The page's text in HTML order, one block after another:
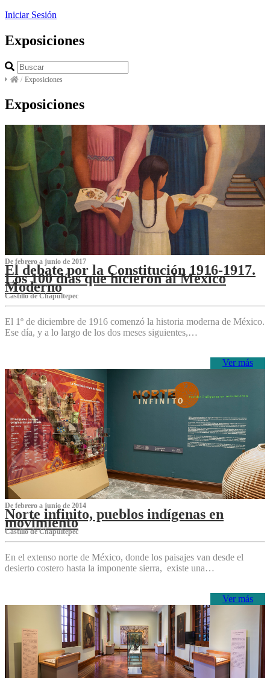
Iniciar Sesión
Exposiciones
/ Exposiciones
Exposiciones
De febrero a junio de 2017
El debate por la Constitución 1916-1917.
Los 100 días que hicieron al México
Moderno
Castillo de Chapultepec
El 1º de diciembre de 1916 comenzó la historia moderna de México.
Ese día, y a lo largo de los dos meses siguientes,…
Ver más
De febrero a junio de 2014
Norte infinito, pueblos indígenas en
movimiento
Castillo de Chapultepec
En el extenso norte de México, donde los paisajes van desde el
desierto costero hasta la imponente sierra, existe una…
Ver más